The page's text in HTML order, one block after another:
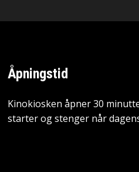
Åpningstid
Kinokiosken åpner 30
starter og stenger når